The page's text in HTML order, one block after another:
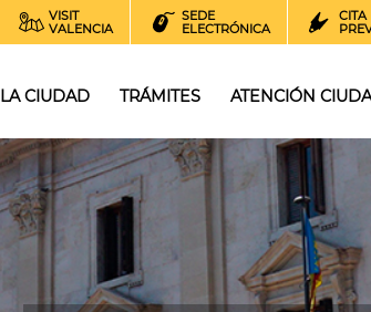
VISIT
VALENCIA
SEDE
ELECTRÓNICA
CITA
LA CIUDAD TRÁMITES ATENCIÓN